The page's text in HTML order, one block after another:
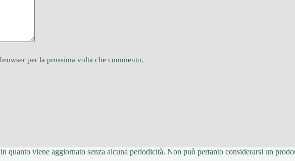
per la prossima volta che commento.
quanto viene aggiornato senza alcuna periodicità. Non può pertanto considerarsi un